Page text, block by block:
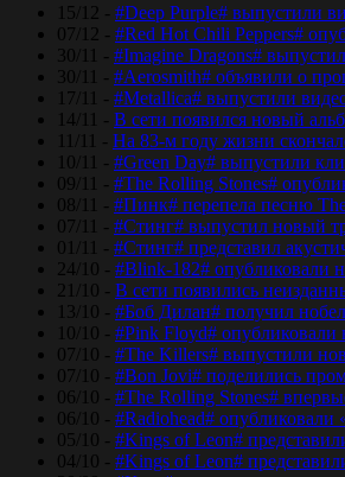
15/12 - #Deep Purple# выпустили
07/12 - #Red Hot Chili Peppers#
30/11 - #Imagine Dragons#
30/11 - #Aerosmith# объявили о
17/11 - #Metallica# выпустили
14/11 - В сети появился новый
11/11 - На 83-м году жизни
10/11 - #Green Day# выпустили
09/11 - #The Rolling Stones#
08/11 - #Пинк# перепела песню
07/11 - #Стинг# выпустил новый
01/11 - #Стинг# представил
24/10 - #Blink-182# опубликовали
21/10 - В сети появились
13/10 - #Боб Дилан# получил
10/10 - #Pink Floyd#
07/10 - #The Killers# выпустили
07/10 - #Bon Jovi# поделились
06/10 - #The Rolling Stones#
06/10 - #Radiohead# опубликовали
05/10 - #Kings of Leon#
04/10 - #Kings of Leon#